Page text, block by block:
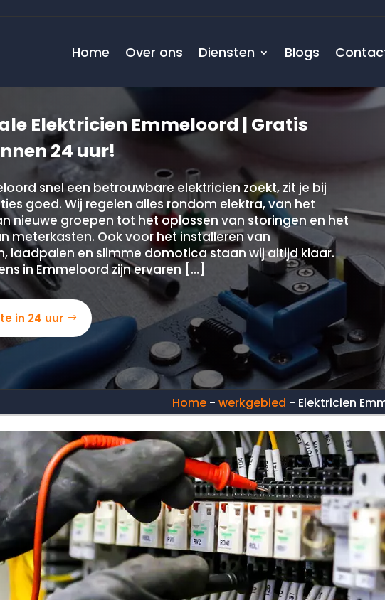
Home Over ons Diensten Blogs
Elektricien Emmeloord | Gratis
24 uur!
snel een betrouwbare elektricien zoekt, zit je bij
goed. Wij regelen alles rondom elektra, van het
nieuwe groepen tot het oplossen van storingen en het
meterkasten. Ook voor het installeren van
laadpalen en slimme domotica staan wij altijd klaar.
in Emmeloord zijn ervaren […]
in 24 uur
Home - werkgebied - Elektricien